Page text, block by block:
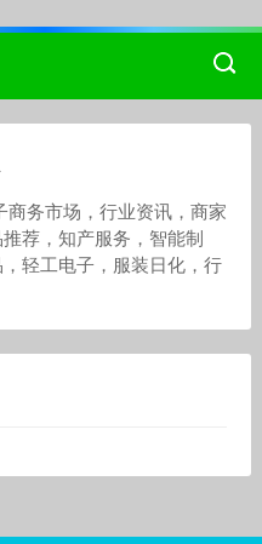
商务市场，行业资讯，商家
荐，知产服务，智能制
轻工电子，服装日化，行